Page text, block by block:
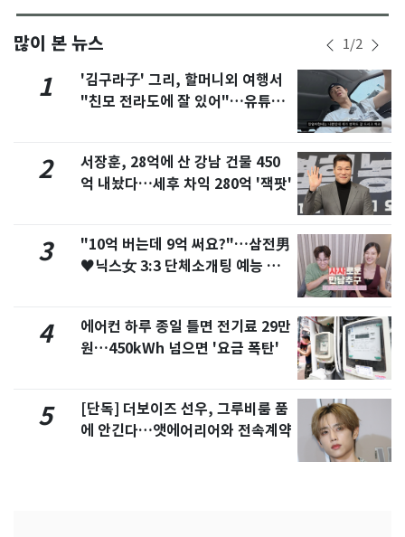
많이 본 뉴스 1/2
1
'김구라子' 그리, 할머니외 여행서
"친모 전라도에 잘 있어"…유튜브
2
서장훈, 28억에 산 강남 건물 450
억 내놨다…세후 차익 280억 '잭팟'
3
"10억 버는데 9억 써요?"…삼전男
♥닉스女 3:3 단체소개팅 예능 화
4
에어컨 하루 종일 틀면 전기료 29만
원…450kWh 넘으면 '요금 폭탄'
5
[단독] 더보이즈 선우, 그루비룸 품
에 안긴다…앳에어리어와 전속계약